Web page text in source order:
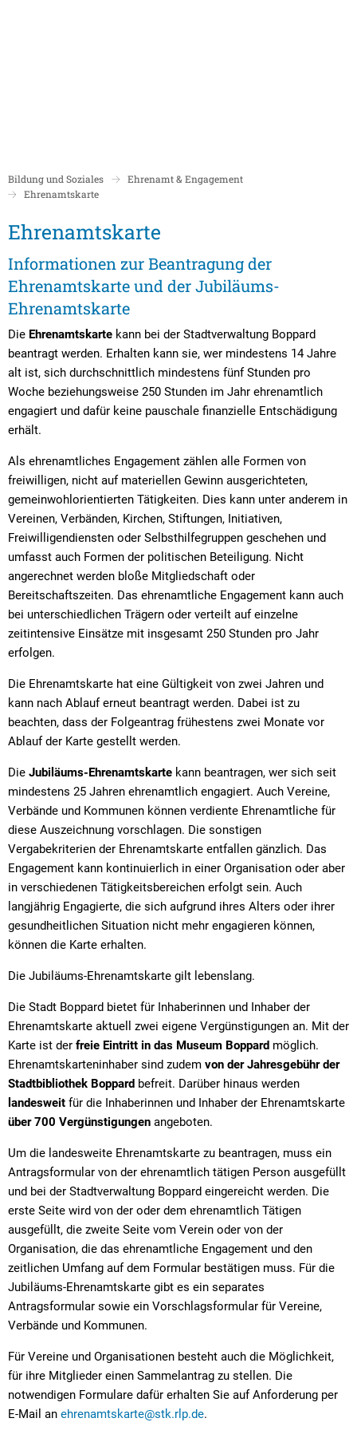
Mandatsträger/innen
Ratsinformation LOGIN für Mandatsträger
Sitzungskalender
Sitzungsbekanntmachungen
Sitzungstermine und Niederschriften
Textrecherche
Livestream Sitzungen auf Youtube
Wahlergebnisse
Stadtentwicklung/Konzepte
Klimaschutz in Boppard
Pressemitteilungen
Öffentliche Bekanntmachungen
Ausschreibungen
Bauleitplanung
Baugrundstücke
Straßenausbaupläne
Wiederkehrende Straßenausbaubeiträge
Gewerbe-Anmeldung/Ummeldung/
Gewerberegisterauskunft
Grundsteuerreform
Haushaltsplan
Satzungen und Richtlinien
Gleichstellungsbeauftragte
Ukrainehilfe
Freizeit, Kultur und Tourismus
Stadthalle
Museum
Schutzhütten
Vereine und
Bücher-Shop
Anlegezeiten
Bildung und Soziales
Ehrenamt & Engagement
Ehrenamtskarte
Ehrenamtskarte
Ehrenamtskarte
Informationen zur Beantragung der
Ehrenamtskarte und der Jubiläums-
Ehrenamtskarte
Die Ehrenamtskarte kann bei der Stadtverwaltung Boppard
beantragt werden. Erhalten kann sie, wer mindestens 14 Jahre
alt ist, sich durchschnittlich mindestens fünf Stunden pro
Woche beziehungsweise 250 Stunden im Jahr ehrenamtlich
engagiert und dafür keine pauschale finanzielle Entschädigung
erhält.
Als ehrenamtliches Engagement zählen alle Formen von
freiwilligen, nicht auf materiellen Gewinn ausgerichteten,
gemeinwohlorientierten Tätigkeiten. Dies kann unter anderem in
Vereinen, Verbänden, Kirchen, Stiftungen, Initiativen,
Freiwilligendiensten oder Selbsthilfegruppen geschehen und
umfasst auch Formen der politischen Beteiligung. Nicht
angerechnet werden bloße Mitgliedschaft oder
Bereitschaftszeiten. Das ehrenamtliche Engagement kann auch
bei unterschiedlichen Trägern oder verteilt auf einzelne
zeitintensive Einsätze mit insgesamt 250 Stunden pro Jahr
erfolgen.
Die Ehrenamtskarte hat eine Gültigkeit von zwei Jahren und
kann nach Ablauf er­neut beantragt werden. Dabei ist zu
beachten, dass der Folgeantrag frühestens zwei Monate vor
Ablauf der Karte gestellt werden.
Die Jubiläums-Ehrenamtskarte kann beantragen, wer sich seit
mindestens 25 Jahren ehrenamtlich engagiert. Auch Vereine,
Verbände und Kommunen können verdiente Ehrenamtliche für
diese Auszeichnung vorschlagen. Die sonstigen
Vergabekriterien der Ehrenamtskarte entfallen gänzlich. Das
Engagement kann kontinuierlich in einer Organisation oder aber
in verschiedenen Tätigkeitsbereichen erfolgt sein. Auch
langjährig Engagierte, die sich aufgrund ihres Alters oder ihrer
gesundheitlichen Situation nicht mehr engagieren können,
können die Karte erhalten.
Die Jubiläums-Ehrenamtskarte gilt lebenslang.
Die Stadt Boppard bietet für Inhaberinnen und Inhaber der
Ehrenamtskarte aktuell zwei eigene Vergünstigungen an. Mit der
Karte ist der freie Eintritt in das Museum Boppard möglich.
Ehrenamtskarteninhaber sind zudem von der Jahresgebühr der
Stadtbibliothek Boppard befreit. Darüber hinaus werden
landesweit für die Inhaberinnen und Inhaber der Ehrenamtskarte
über 700 Vergünstigungen angeboten.
Um die landesweite Ehrenamtskarte zu beantragen, muss ein
Antragsformular von der ehrenamtlich tätigen Person ausgefüllt
und bei der Stadtverwaltung Boppard eingereicht werden. Die
erste Seite wird von der oder dem ehrenamtlich Tätigen
ausgefüllt, die zweite Seite vom Verein oder von der
Organisation, die das ehrenamtliche Engagement und den
zeitlichen Umfang auf dem Formular bestätigen muss. Für die
Jubiläums-Ehrenamtskarte gibt es ein separates
Antragsformular sowie ein Vorschlagsformular für Vereine,
Verbände und Kommunen.
Für Vereine und Organisationen besteht auch die Möglichkeit,
für ihre Mitglieder einen Sammelantrag zu stellen. Die
notwendigen Formulare dafür erhalten Sie auf Anforderung per
E-Mail an ehrenamtskarte@stk.rlp.de.